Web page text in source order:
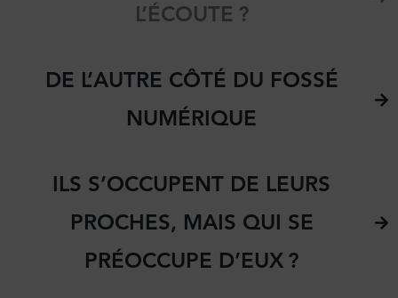
L’ÉCOUTE ?
DE L’AUTRE CÔTÉ DU FOSSÉ
NUMÉRIQUE
ILS S’OCCUPENT DE LEURS
PROCHES, MAIS QUI SE
PRÉOCCUPE D’EUX ?